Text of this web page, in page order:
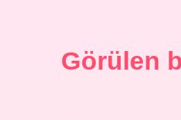
Görülen